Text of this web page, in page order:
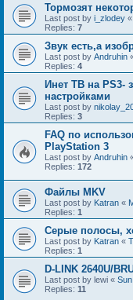
Тормозят
Last post by i_zlodey «
Replies: 7
Звук есть,а
Last post by Andruhin
Replies: 4
Инет ТВ на PS3-
настройками
Last post by
Replies: 3
FAQ по
PlayStation 3
Last post by Andruhin
Replies: 172
Файлы MKV
Last post by Katran «
Replies: 1
Серые полосы,
Last post by Katran «
Replies: 1
D-LINK 2640U/
Last post by lewi «
Replies: 11